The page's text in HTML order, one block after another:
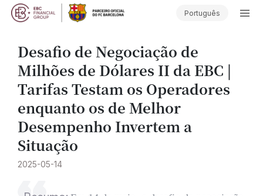
Português
Desafio de Negociação de
Milhões de Dólares II da EBC |
Tarifas Testam os Operadores
enquanto os de Melhor
Desempenho Invertem a
Situação
2025-05-14